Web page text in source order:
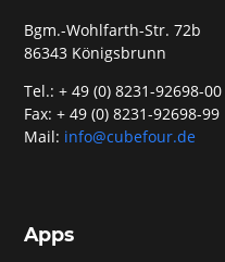
Bgm.-Wohlfarth-Str. 72b
86343 Königsbrunn
Tel.: + 49 (0) 8231-92698-00
Fax: + 49 (0) 8231-92698-99
Mail: info@cubefour.de
Apps